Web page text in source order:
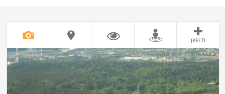
ĮKELTI